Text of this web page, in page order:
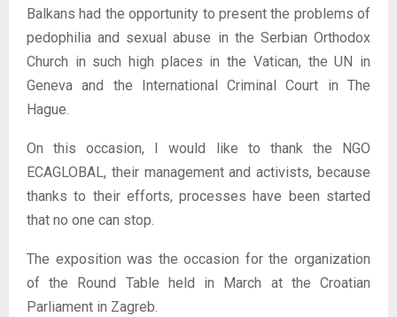
Balkans had the opportunity to present the problems of
pedophilia and sexual abuse in the Serbian Orthodox
Church in such high places in the Vatican, the UN in
Geneva and the International Criminal Court in The
Hague.
On this occasion, I would like to thank the NGO
ECAGLOBAL, their management and activists, because
thanks to their efforts, processes have been started
that no one can stop.
The exposition was the occasion for the organization
of the Round Table held in March at the Croatian
Parliament in Zagreb.